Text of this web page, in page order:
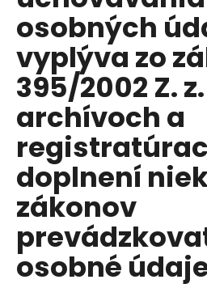
osobných
vyplýva zo
395/2002 Z.
archívoch a
doplnení
zákonov
osobné